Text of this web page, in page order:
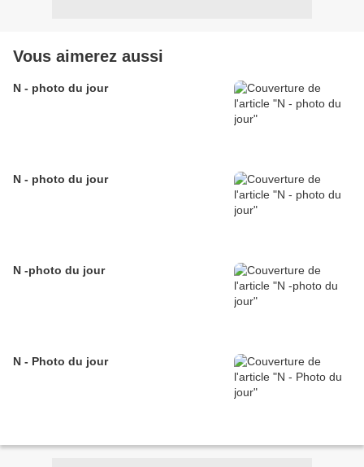
Vous aimerez aussi
N - photo du jour
N - photo du jour
N -photo du jour
N - Photo du jour